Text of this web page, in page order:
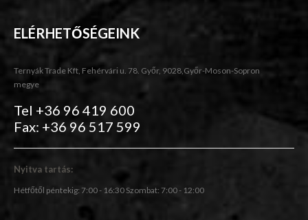
ELÉRHETŐSÉGEINK
Ternyák Trade Kft, Fehérvári u. 78. Győr, 9028,Győr-Moson-Sopron
megye
Tel +36 96 419 600
Fax: +36 96 517 599
Nyitva tartás:
Hétfőtől péntekig: 7:00 - 16:30 Szombat: 7:00 - 12:00